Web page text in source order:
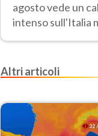
agosto vede un
intenso sull'Italia
parziale e lieve
Altri articoli